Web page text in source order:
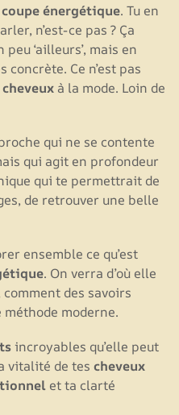
coupe énergétique. Tu en
n’est-ce pas ? Ça
‘ailleurs’, mais en
concrète. Ce n’est pas
cheveux à la mode. Loin de
qui ne se contente
qui agit en profondeur
qui te permettrait de
de retrouver une belle
ensemble ce qu’est
. On verra d’où elle
des savoirs
moderne.
incroyables qu’elle peut
vitalité de tes cheveux
et ta clarté